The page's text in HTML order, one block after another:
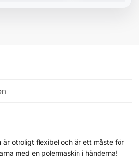
är otroligt flexibel och är ett måste för
med en polermaskin i händerna!